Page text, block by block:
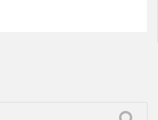
по
какие